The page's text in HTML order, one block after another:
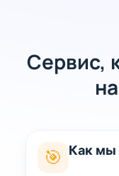
Сервис,
🎯 Как мы